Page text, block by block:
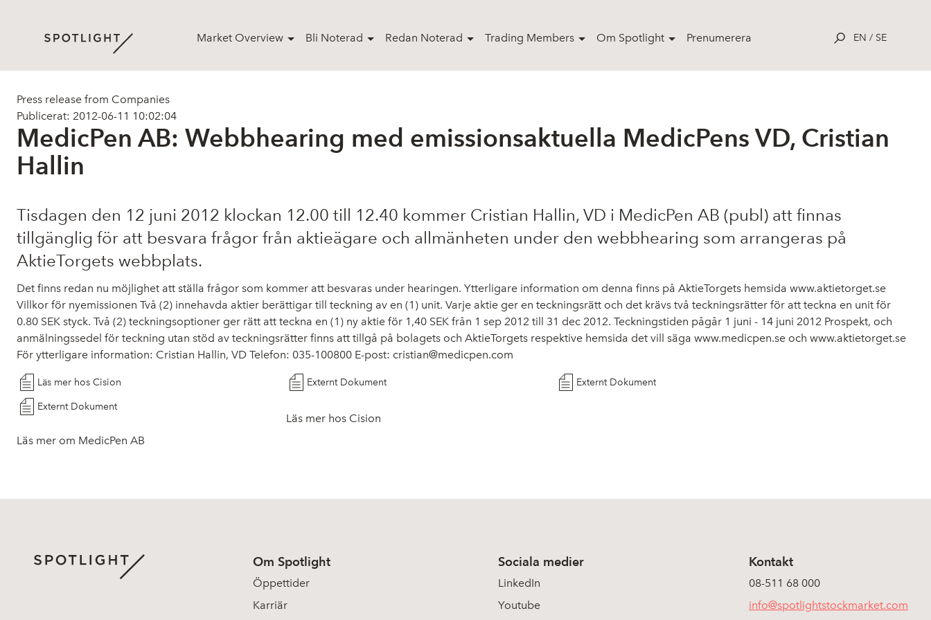
Market Overview Bli Noterad Redan Noterad Trading Members Om Spotlight Prenumerera EN / SE
Press release from Companies
Publicerat: 2012-06-11 10:02:04
MedicPen AB: Webbhearing med emissionsaktuella MedicPens VD, Cristian
Hallin
Tisdagen den 12 juni 2012 klockan 12.00 till 12.40 kommer Cristian Hallin, VD i MedicPen AB (publ) att finnas
tillgänglig för att besvara frågor från aktieägare och allmänheten under den webbhearing som arrangeras på
AktieTorgets webbplats.
Det finns redan nu möjlighet att ställa frågor som kommer att besvaras under hearingen. Ytterligare information om denna finns på AktieTorgets hemsida www.aktietorget.se
Villkor för nyemissionen Två (2) innehavda aktier berättigar till teckning av en (1) unit. Varje aktie ger en teckningsrätt och det krävs två teckningsrätter för att teckna en unit för
0.80 SEK styck. Två (2) teckningsoptioner ger rätt att teckna en (1) ny aktie för 1,40 SEK från 1 sep 2012 till 31 dec 2012. Teckningstiden pågår 1 juni - 14 juni 2012 Prospekt, och
anmälningssedel för teckning utan stöd av teckningsrätter finns att tillgå på bolagets och AktieTorgets respektive hemsida det vill säga www.medicpen.se och www.aktietorget.se
För ytterligare information: Cristian Hallin, VD Telefon: 035-100800 E-post: cristian@medicpen.com
Läs mer hos Cision Externt Dokument Externt Dokument
Externt Dokument
Läs mer hos Cision
Läs mer om MedicPen AB
Om Spotlight
Öppettider
Karriär
Sociala medier
LinkedIn
Youtube
Kontakt
08-511 68 000
info@spotlightstockmarket.com